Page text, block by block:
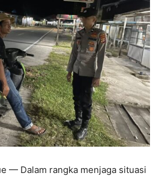
— Dalam rangka menjaga situasi